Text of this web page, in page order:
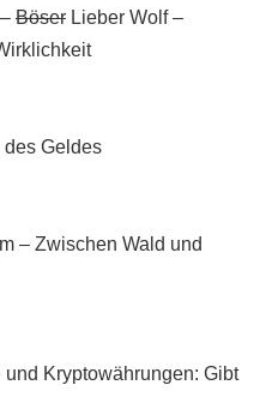
Böser Lieber Wolf –
Geldes
– Zwischen Wald und
Kryptowährungen: Gibt